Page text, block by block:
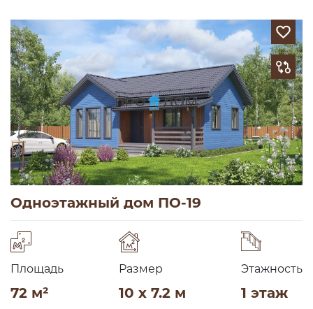
Одноэтажный дом ПО-19
Площадь
72 м²
Размер
10 x 7.2 м
Этажность
1 этаж